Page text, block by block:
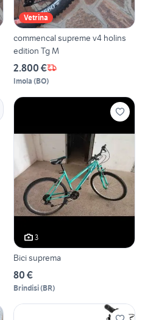
Vetrina
commencal supreme v4 holins
edition Tg M
2.800 €
Imola (BO)
3
Bici suprema
80 €
Brindisi(BR)